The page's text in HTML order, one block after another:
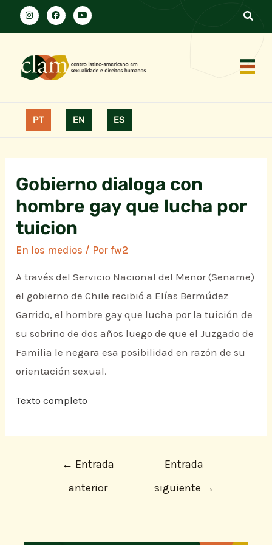
PT EN ES
Gobierno dialoga con
hombre gay que lucha por
tuicion
En los medios / Porfw2
A través del Servicio Nacional del Menor (Sename)
el gobierno de Chile recibió a Elías Bermúdez
Garrido, el hombre gay que lucha por la tuición de
su sobrino de dos años luego de que el Juzgado de
Familia le negara esa posibilidad en razón de su
orientación sexual.
Texto completo
← Entrada
anterior
Entrada
siguiente →